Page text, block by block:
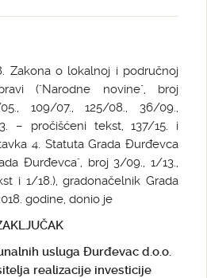
Zakona o lokalnoj i područnoj
("Narodne novine", broj
109/07., 125/08., 36/09.,
– pročišćeni tekst, 137/15. i
4. Statuta Grada Đurđevca
Đurđevca", broj 3/09., 1/13.,
i 1/18.), gradonačelnik Grada
godine, donio je
usluga Đurđevac d.o.o.
realizacije investicije